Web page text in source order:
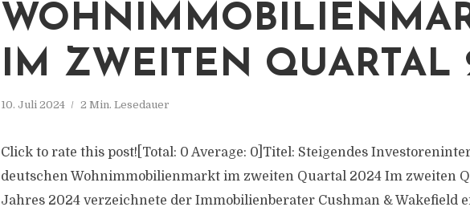
IM ZWEITEN QUARTAL
10. Juli 2024 2 Min. Lesedauer
Click to rate this post![Total: 0 Average: 0]Titel: Steigendes
deutschen Wohnimmobilienmarkt im zweiten Quartal 2024 Im zweiten
Jahres 2024 verzeichnete der Immobilienberater Cushman & Wakefield